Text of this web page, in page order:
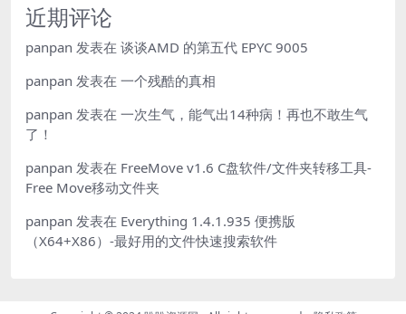
近期评论
panpan 发表在 谈谈AMD 的第五代 EPYC 9005
panpan 发表在 一个残酷的真相
panpan 发表在 一次生气，能气出14种病！再也不敢生气
了！
panpan 发表在 FreeMove v1.6 C盘软件/文件夹转移工具-
Free Move移动文件夹
panpan 发表在 Everything 1.4.1.935 便携版
（X64+X86）-最好用的文件快速搜索软件